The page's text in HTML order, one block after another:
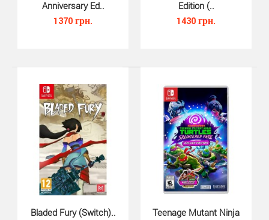
1040 грн.
Asterix and Obelix Heroes для Nintendo Switch -
сражайтесь, используя карты, улучшайте своих героев
Anniversary Ed..
1370 грн.
Edition (..
1430 грн.
Bladed Fury (Switch)..
Teenage Mutant Ninja